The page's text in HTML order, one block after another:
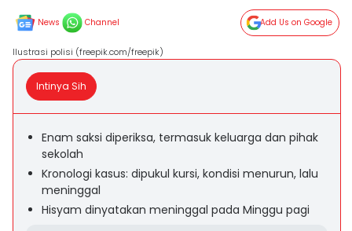
News Channel Add Us on Google
Ilustrasi polisi (freepik.com/freepik)
Intinya Sih
Enam saksi diperiksa, termasuk keluarga dan pihak
sekolah
Kronologi kasus: dipukul kursi, kondisi menurun, lalu
meninggal
Hisyam dinyatakan meninggal pada Minggu pagi